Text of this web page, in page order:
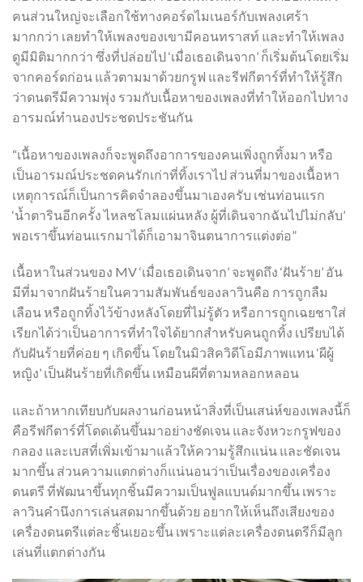
คนส่วนใหญ่จะเลือกใช้ทางคอร์ดไมเนอร์กับเพลงเศร้า
มากกว่า เลยทำให้เพลงของเขามีคอนทราสท์ และทำให้เพลง
ดูมีมิติมากกว่า ซึ่งที่ปล่อยไป ‘เมื่อเธอเดินจาก’ ก็เริ่มต้นโดยเริ่ม
จากคอร์ดก่อน แล้วตามมาด้วยกรูฟ และรีฟกีตาร์ที่ทำให้รู้สึก
ว่าดนตรีมีความพุ่ง รวมกับเนื้อหาของเพลงที่ทำให้ออกไปทาง
อารมณ์ทำนองประชดประชันกัน
“เนื้อหาของเพลงก็จะพูดถึงอาการของคนเพิ่งถูกทิ้งมา หรือ
เป็นอารมณ์ประชดคนรักเก่าที่ทิ้งเราไป ส่วนที่มาของเนื้อหา
เหตุการณ์ก็เป็นการคิดจำลองขึ้นมาเองครับ เช่นท่อนแรก
‘น้ำตารินอีกครั้ง ไหลชโลมแผ่นหลัง ผู้ที่เดินจากฉันไปไม่กลับ’
พอเราขึ้นท่อนแรกมาได้ก็เอามาจินตนาการแต่งต่อ”
เนื้อหาในส่วนของ MV ‘เมื่อเธอเดินจาก’ จะพูดถึง ‘ฝันร้าย’ อัน
มีที่มาจากฝันร้ายในความสัมพันธ์ของลาวินคือ การถูกลืม
เลือน หรือถูกทิ้งไว้ข้างหลังโดยที่ไม่รู้ตัว หรือการถูกเฉยชาใส่
เรียกได้ว่าเป็นอาการที่ทำใจได้ยากสำหรับคนถูกทิ้ง เปรียบได้
กับฝันร้ายที่ค่อย ๆ เกิดขึ้น โดยในมิวสิควิดีโอมีภาพแทน ‘ผีผู้
หญิง’ เป็นฝันร้ายที่เกิดขึ้น เหมือนผีที่ตามหลอกหลอน
และถ้าหากเทียบกับผลงานก่อนหน้าสิ่งที่เป็นเสน่ห์ของเพลงนี้ก็
คือรีฟกีตาร์ที่โดดเด้นขึ้นมาอย่างชัดเจน และจังหวะกรูฟของ
กลอง และเบสที่เพิ่มเข้ามาแล้วให้ความรู้สึกแน่น และชัดเจน
มากขึ้น ส่วนความแตกต่างก็แน่นอนว่าเป็นเรื่องของเครื่อง
ดนตรี ที่พัฒนาขึ้นทุกชิ้นมีความเป็นฟูลแบนด์มากขึ้น เพราะ
ลาวินคำนึงการเล่นสดมากขึ้นด้วย อยากให้เห็นถึงเสียงของ
เครื่องดนตรีแต่ละชิ้นเยอะขึ้น เพราะแต่ละเครื่องดนตรีก็มีลูก
เล่นที่แตกต่างกัน